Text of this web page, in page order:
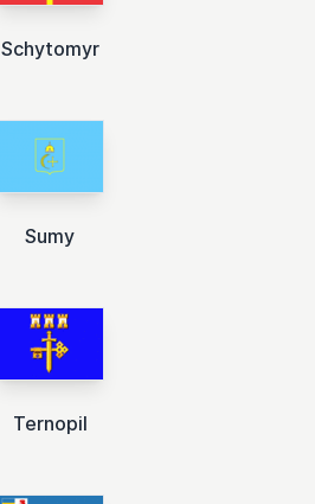
Schytomyr
Sumy
Ternopil